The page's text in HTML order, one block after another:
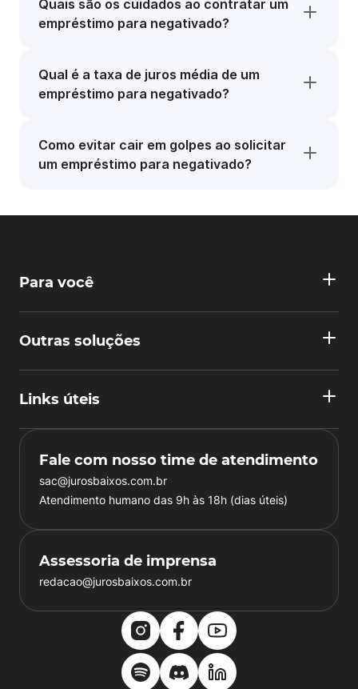
Quais são os cuidados ao contratar um
empréstimo para negativado?
Qual é a taxa de juros média de um
empréstimo para negativado?
Como evitar cair em golpes ao solicitar
um empréstimo para negativado?
Para você
Outras soluções
Links úteis
Fale com nosso time de atendimento
sac@jurosbaixos.com.br
Atendimento humano das 9h às 18h (dias úteis)
Assessoria de imprensa
redacao@jurosbaixos.com.br